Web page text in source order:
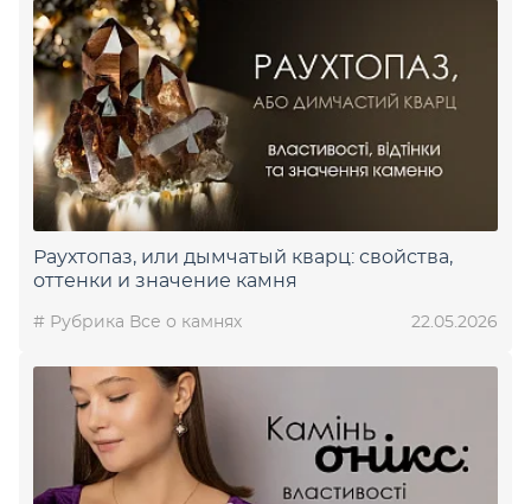
Раухтопаз, или дымчатый кварц: свойства,
оттенки и значение камня
# Рубрика Все о камнях 22.05.2026